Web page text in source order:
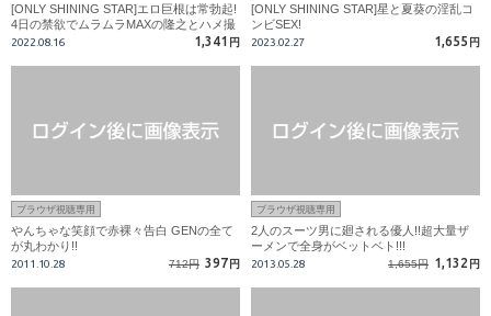
[ONLY SHINING STAR]エロ巨根は常勃起!
4日の禁欲でムラムラMAXの隆之とハメ撮
りFUCK!
2022.08.16 1,341 円
[ONLY SHINING STAR]星と夏葵の淫乱コ
ンビSEX!
2023.02.27 1,655 円
ブラウザ視聴専用
やんちゃな笑顔で赤裸々告白 GENの全て
が丸わかり!!
2011.10.28 712円 397 円
ブラウザ視聴専用
2人のスーツ男に廻される優人!!超大量ザ
ーメンで全身がベットベト!!!
2013.05.28 1,655円 1,132 円